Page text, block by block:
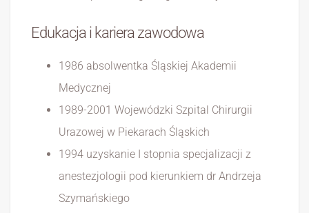
Edukacja i kariera zawodowa
1986 absolwentka Śląskiej Akademii
Medycznej
1989-2001 Wojewódzki Szpital Chirurgii
Urazowej w Piekarach Śląskich
1994 uzyskanie I stopnia specjalizacji z
anestezjologii pod kierunkiem dr Andrzeja
Szymańskiego